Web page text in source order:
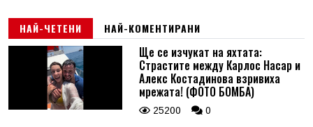
НАЙ-ЧЕТЕНИ НАЙ-КОМЕНТИРАНИ
Ще се изчукат на яхтата:
Страстите между Карлос Насар и
Алекс Костадинова взривиха
мрежата! (ФОТО БОМБА)
25200 0